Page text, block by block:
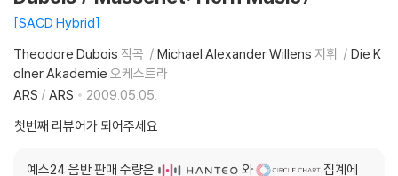
SACD Hybrid
Theodore Dubois 작곡 Michael Alexander Willens 지휘
Die K
olner Akademie 오케스트라
ARS / ARS
2009.05.05.
첫번째 리뷰어가 되어주세요
예스24 음반 판매 수량은 와
집계에